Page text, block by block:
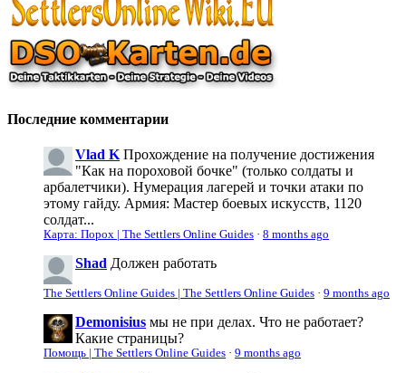
Последние комментарии
Vlad K Прохождение на получение достижения
"Как на пороховой бочке" (только солдаты и
арбалетчики). Нумерация лагерей и точки атаки по
этому гайду. Армия: Мастер боевых искусств, 1120
солдат...
Карта: Порох | The Settlers Online Guides · 8 months ago
Shad Должен работать
The Settlers Online Guides | The Settlers Online Guides · 9 months ago
Demonisius мы не при делах. Что не работает?
Какие страницы?
Помощь | The Settlers Online Guides · 9 months ago